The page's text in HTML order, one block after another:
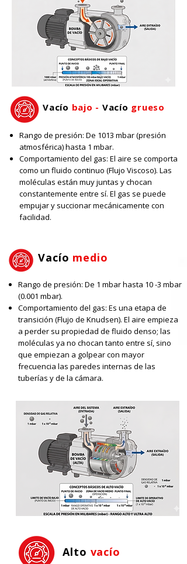
Vacío bajo - Vacío grueso
Rango de presión: De 1013 mbar (presión
atmosférica) hasta 1 mbar.
Comportamiento del gas: El aire se comporta
como un fluido continuo (Flujo Viscoso). Las
moléculas están muy juntas y chocan
constantemente entre sí. El gas se puede
empujar y succionar mecánicamente con
facilidad.
Vacío medio
Rango de presión: De 1 mbar hasta 10 -3 mbar
(0.001 mbar).
Comportamiento del gas: Es una etapa de
transición (Flujo de Knudsen). El aire empieza
a perder su propiedad de fluido denso; las
moléculas ya no chocan tanto entre sí, sino
que empiezan a golpear con mayor
frecuencia las paredes internas de las
tuberías y de la cámara.
Alto vacío